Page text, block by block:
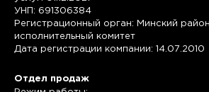
УНП: 691306384
Регистрационный орган: Минский
исполнительный комитет
Дата регистрации компании: 14.07.2010
Отдел продаж